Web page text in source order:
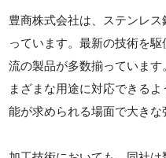
豊商株式会社は、ステンレ
っています。最新の技術を
流の製品が多数揃っていま
まざまな用途に対応できる
能が求められる場面で大きな